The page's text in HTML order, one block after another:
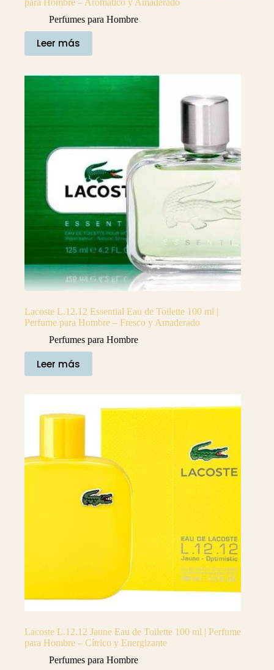
Perfumes para Hombre
Leer más
Lacoste L.12.12 Essential Eau de Toilette 100 ml |
Perfume para Hombre – Fresco y Amaderado
Perfumes para Hombre
Leer más
Lacoste L.12.12 Jaune Eau de Toilette 100 ml | Perfume
para Hombre – Cítrico y Energizante
Perfumes para Hombre